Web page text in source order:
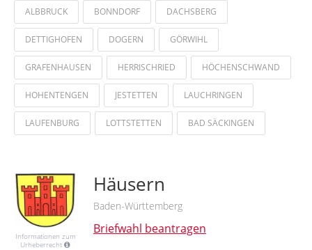
ALBBRUCK BONNDORF DACHSBERG
DETTIGHOFEN DOGERN GÖRWIHL
GRAFENHAUSEN HERRISCHRIED HÖCHENSCHWAND
HOHENTENGEN JESTETTEN LAUCHRINGEN
LAUFENBURG LOTTSTETTEN BAD SÄCKINGEN
Informationen zum
Urheberrecht
Häusern
Baden-Württemberg
Briefwahl beantragen